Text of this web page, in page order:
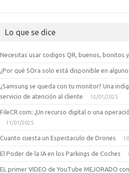
Lo que se dice
Necesitas usar codigos QR, buenos, bonitos
¿Por qué SOra solo está disponible en
¿Samsung se queda con tu monitor? Una
servicio de atención al cliente
12/01/2025
FileCR.com: ¿Un recurso digital o una
11/01/2025
Cuanto cuesta un Espectaculo de Drones
El Poder de la IA en los Parkings de Coches
EL primer VIDEO de YouTube MEJORADO